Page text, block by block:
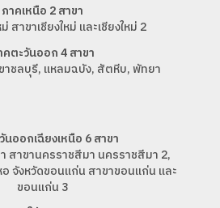
ภาคเหนือ 2 สาขา
สาขาเชียงใหม่ และเชียงใหม่ 2
คตะวันออก 4 สาขา
าชลบุรี, แหลมฉบัง, สัตหีบ, พัทยา
นออกเฉียงเหนือ 6 สาขา
สาขานครราชสีมา นครราชสีมา 2,
จังหวัดขอนแก่น สาขาขอนแก่น และ
ขอนแก่น 3